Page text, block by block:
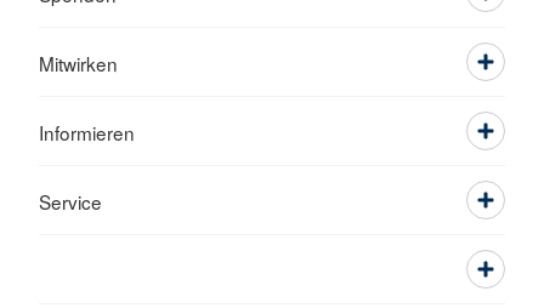
Mitwirken
Informieren
Service